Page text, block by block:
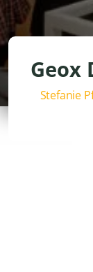
Geox
Stefanie